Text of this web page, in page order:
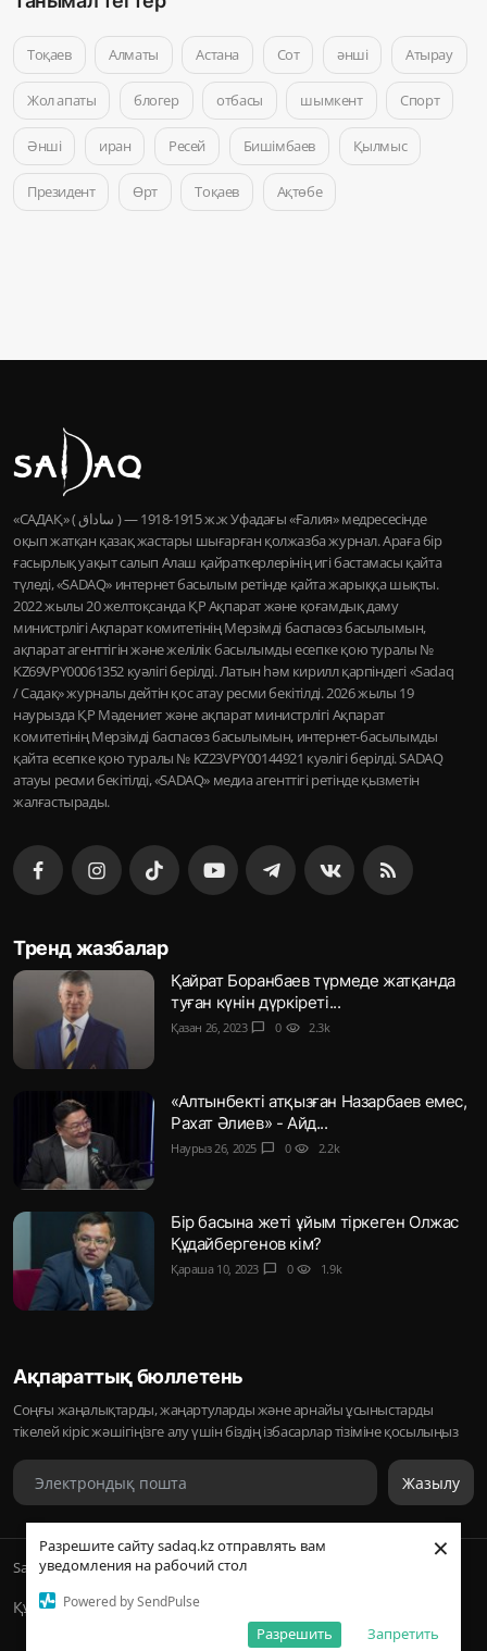
Разрешите сайту sadaq.kz отправлять вам
уведомления на рабочий стол
Powered by SendPulse
Запретить
Разрешить
×
Тоқаев Алматы Астана Сот әнші Атырау
Жол апаты блогер отбасы шымкент Спорт
Әнші иран Ресей Бишімбаев Қылмыс
Президент Өрт Тоқаев Ақтөбе
«САДАҚ» ( ساداق ) — 1915-1918 ж.ж Уфадағы «Ғалия» медресесінде
оқып жатқан қазақ жастары шығарған қолжазба журнал. Араға бір
ғасырлық уақыт салып Алаш қайраткерлерінің игі бастамасы қайта
түледі, «SADAQ» интернет басылым ретінде қайта жарыққа шықты.
2022 жылы 20 желтоқсанда ҚР Ақпарат және қоғамдық даму
министрлігі Ақпарат комитетінің Мерзімді баспасөз басылымын,
ақпарат агенттігін және желілік басылымды есепке қою туралы №
KZ69VPY00061352 куәлігі берілді. Латын һәм кирилл қарпіндегі «Sadaq
/ Садақ» журналы дейтін қос атау ресми бекітілді. 2026 жылы 19
наурызда ҚР Мәдениет және ақпарат министрлігі Ақпарат
комитетінің Мерзімді баспасөз басылымын, интернет-басылымды
қайта есепке қою туралы № KZ23VPY00144921 куәлігі берілді. SADAQ
атауы ресми бекітілді, «SADAQ» медиа агенттігі ретінде қызметін
жалғастырады.
Тренд жазбалар
Қайрат Боранбаев түрмеде жатқанда
туған күнін дүркіреті...
Қазан 26, 2023 chat_bubble 0 visibility 2.3k
«Алтынбекті атқызған Назарбаев емес,
Рахат Әлиев» - Айд...
Наурыз 26, 2025 chat_bubble 0 visibility 2.2k
Бір басына жеті ұйым тіркеген Олжас
Құдайбергенов кім?
Қараша 10, 2023 chat_bubble 0 visibility 1.9k
Ақпараттық бюллетень
Соңғы жаңалықтарды, жаңартуларды және арнайы ұсыныстарды
тікелей кіріс жәшігіңізге алу үшін біздің ізбасарлар тізіміне қосылыңыз
Жазылу
Sadaq © 2026, Inc. | ᛢᚣᚦᚣᛟ | Барлық құқықтары қорғалған
Құпиялылық саясаты